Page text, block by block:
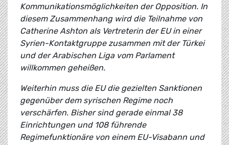
Kommunikationsmöglichkeiten der Opposition. In
diesem Zusammenhang wird die Teilnahme von
Catherine Ashton als Vertreterin der EU in einer
Syrien-Kontaktgruppe zusammen mit der Türkei
und der Arabischen Liga vom Parlament
willkommen geheißen.
Weiterhin muss die EU die gezielten Sanktionen
gegenüber dem syrischen Regime noch
verschärfen. Bisher sind gerade einmal 38
Einrichtungen und 108 führende
Regimefunktionäre von einem EU-Visabann und